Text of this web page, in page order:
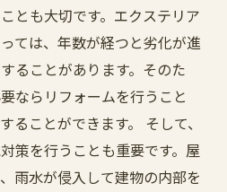
とも大切です。エクステリア
ては、年数が経つと劣化が進
ることがあります。そのた
ならリフォームを行うこと
ることができます。 そして、
策を行うことも重要です。屋
雨水が侵入して建物の内部を